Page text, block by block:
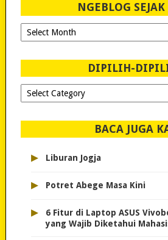
NGEBLOG
Ngeblog
Sejak
DIPILIH-
Dipilih-
dipilih..
BACA JUGA
▸ Liburan Jogja
▸ Potret Abege Masa Kini
▸
6 Fitur di Laptop ASUS
yang Wajib Diketahui